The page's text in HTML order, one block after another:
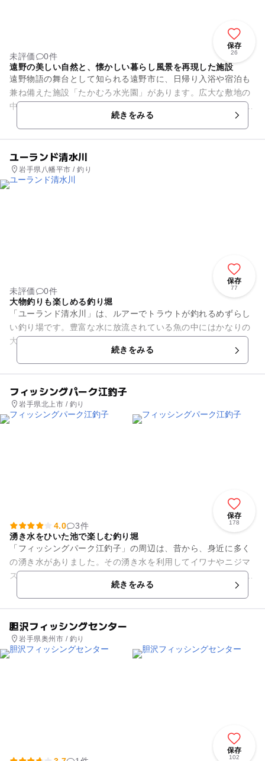
保存
26
未評価
0件
遠野の美しい自然と、懐かしい暮らし風景を再現した施設
遠野物語の舞台として知られる遠野市に、日帰り入浴や宿泊も
兼ね備えた施設「たかむろ水光園」があります。広大な敷地の
中、美しい四季折々の自然に触れることが出来ます。 敷地内に
は遠野物語の話者である...続きをみる
ユーランド清水川
岩手県八幡平市 / 釣り
保存
77
未評価
0件
大物釣りも楽しめる釣り堀
「ユーランド清水川」は、ルアーでトラウトが釣れるめずらし
い釣り場です。豊富な水に放流されている魚の中にはかなりの
大物もいて釣れた時は、びっくりするでしょう。釣り堀は2コ
ースあり、大物釣りは、ルア...続きをみる
フィッシングパーク江釣子
岩手県北上市 / 釣り
保存
178
4.0
3件
湧き水をひいた池で楽しむ釣り堀
「フィッシングパーク江釣子」の周辺は、昔から、身近に多く
の湧き水がありました。その湧き水を利用してイワナやニジマ
スなどの釣りができるのがこの釣り堀です。 手ぶらで行って
続きをみる
胆沢フィッシングセンター
岩手県奥州市 / 釣り
保存
102